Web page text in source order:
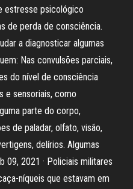
estresse psicológico
de perda de consciência.
a diagnosticar algumas
Nas convulsões parciais,
do nível de consciência
e sensoriais, como
parte do corpo,
de paladar, olfato, visão,
delírios. Algumas
09, 2021 · Policiais militares
níqueis que estavam em